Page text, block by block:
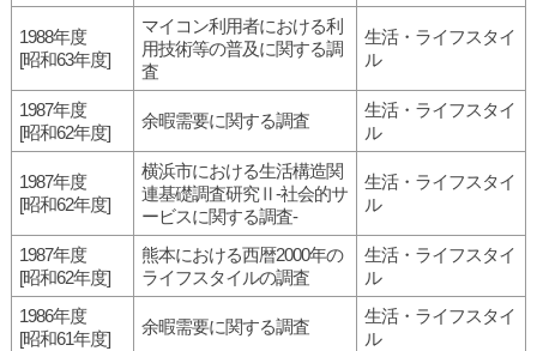
1988年度
[昭和63年度]
マイコン利用者における利
用技術等の普及に関する調
査
生活・ライフスタイ
ル
1987年度
[昭和62年度]
余暇需要に関する調査
生活・ライフスタイ
ル
1987年度
[昭和62年度]
横浜市における生活構造関
連基礎調査研究Ⅱ-社会的サ
ービスに関する調査-
生活・ライフスタイ
ル
1987年度
[昭和62年度]
熊本における西暦2000年の
ライフスタイルの調査
生活・ライフスタイ
ル
1986年度
[昭和61年度]
余暇需要に関する調査
生活・ライフスタイ
ル